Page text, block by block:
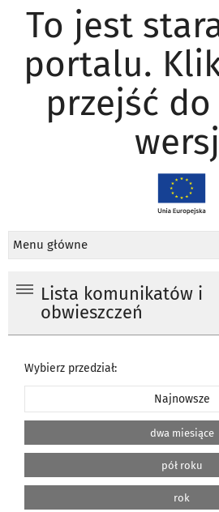
To jest
portalu.
przejść
Menu główne
Lista komunikatów i
obwieszczeń
Wybierz przedział:
Najnowsze
dwa miesiące
pół roku
rok